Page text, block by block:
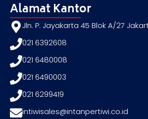
Alamat Kantor
Jln. P. Jayakarta 45 Blok A/27
021 6392608
021 6480008
021 6490003
021 6299419
intiwisales@intanpertiwi.co.id